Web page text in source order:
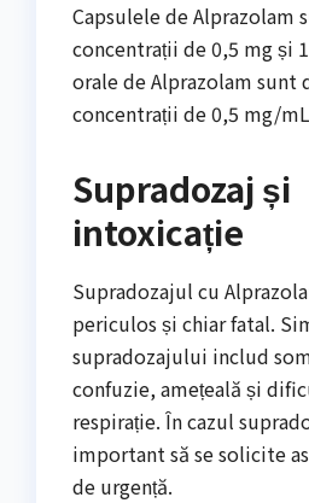
Capsulele de Alprazolam
concentrații de 0,5 mg și
orale de Alprazolam sunt
concentrații de 0,5 mg/
Supradozaj și
intoxicație
Supradozajul cu
periculos și chiar fatal.
supradozajului includ
confuzie, amețeală și
respirație. În cazul
important să se solicite
de urgență.